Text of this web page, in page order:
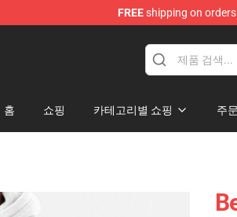
FREEshipping on
홈 쇼핑 카테고리별 쇼핑 주